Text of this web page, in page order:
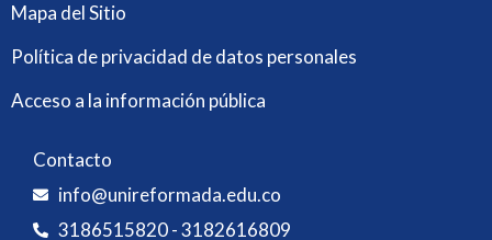
Mapa del Sitio
Política de privacidad de datos personales
Acceso a la información pública
Contacto
info@unireformada.edu.co
3186515820 - 3182616809